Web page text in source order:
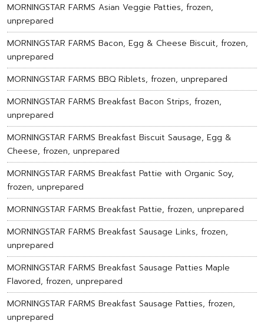
MORNINGSTAR FARMS Asian Veggie Patties, frozen,
unprepared
MORNINGSTAR FARMS Bacon, Egg & Cheese Biscuit, frozen,
unprepared
MORNINGSTAR FARMS BBQ Riblets, frozen, unprepared
MORNINGSTAR FARMS Breakfast Bacon Strips, frozen,
unprepared
MORNINGSTAR FARMS Breakfast Biscuit Sausage, Egg &
Cheese, frozen, unprepared
MORNINGSTAR FARMS Breakfast Pattie with Organic Soy,
frozen, unprepared
MORNINGSTAR FARMS Breakfast Pattie, frozen, unprepared
MORNINGSTAR FARMS Breakfast Sausage Links, frozen,
unprepared
MORNINGSTAR FARMS Breakfast Sausage Patties Maple
Flavored, frozen, unprepared
MORNINGSTAR FARMS Breakfast Sausage Patties, frozen,
unprepared